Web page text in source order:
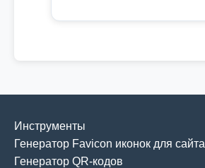
Инструменты
Генератор Favicon иконок для сайта
Генератор QR-кодов